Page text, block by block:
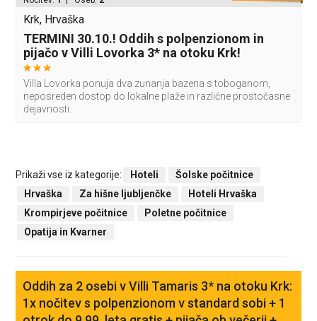
Krk, Hrvaška
TERMINI 30.10.! Oddih s polpenzionom in
pijačo v Villi Lovorka 3* na otoku Krk!
Villa Lovorka ponuja dva zunanja bazena s toboganom,
neposreden dostop do lokalne plaže in različne prostočasne
dejavnosti.
Prikaži vse iz kategorije: Hoteli
Šolske počitnice
Hrvaška
Za hišne ljubljenčke
Hoteli Hrvaška
Krompirjeve počitnice
Poletne počitnice
Opatija in Kvarner
Oddih za 2 osebi v Villi Tamaris 3* na otoku Krk:
1x nočitev s polpenzionom v standard sobi + 1